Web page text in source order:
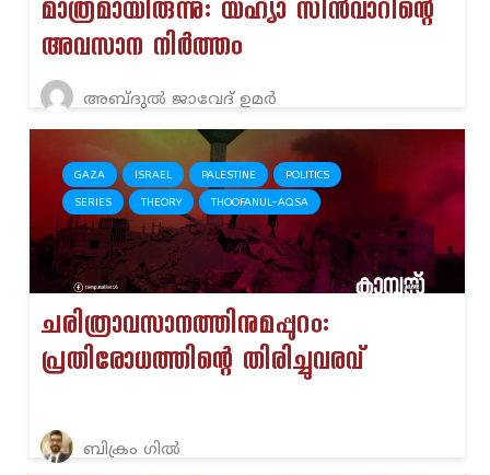
മാത്രമായിരുന്നു: യഹ്യാ സിൻവാറിന്റെ
അവസാന നിർത്തം
അബ്ദുൽ ജാവേദ് ഉമർ
GAZA ISRAEL PALESTINE POLITICS
SERIES THEORY THOOFANUL-AQSA
ചരിത്രാവസാനത്തിനുമപ്പുറം:
പ്രതിരോധത്തിന്റെ തിരിച്ചുവരവ്
ബിക്രം ഗിൽ